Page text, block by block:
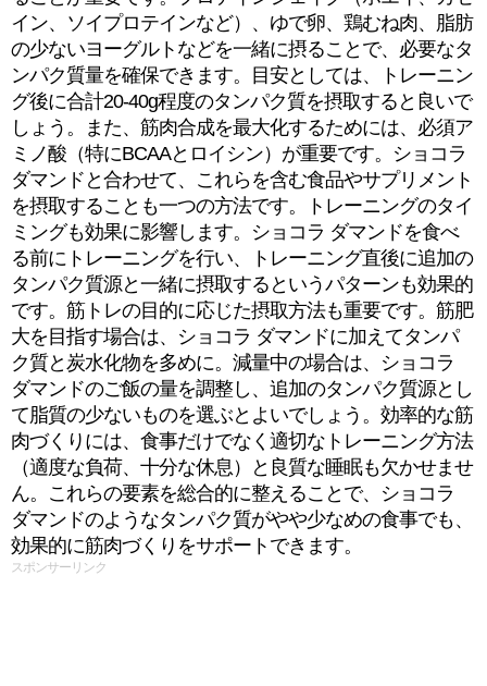
イン、ソイプロテインなど）、ゆで卵、鶏むね肉、脂肪
の少ないヨーグルトなどを一緒に摂ることで、必要なタ
ンパク質量を確保できます。目安としては、トレーニン
グ後に合計20-40g程度のタンパク質を摂取すると良いで
しょう。また、筋肉合成を最大化するためには、必須ア
ミノ酸（特にBCAAとロイシン）が重要です。ショコラ
ダマンドと合わせて、これらを含む食品やサプリメント
を摂取することも一つの方法です。トレーニングのタイ
ミングも効果に影響します。ショコラ ダマンドを食べ
る前にトレーニングを行い、トレーニング直後に追加の
タンパク質源と一緒に摂取するというパターンも効果的
です。筋トレの目的に応じた摂取方法も重要です。筋肥
大を目指す場合は、ショコラ ダマンドに加えてタンパ
ク質と炭水化物を多めに。減量中の場合は、ショコラ
ダマンドのご飯の量を調整し、追加のタンパク質源とし
て脂質の少ないものを選ぶとよいでしょう。効率的な筋
肉づくりには、食事だけでなく適切なトレーニング方法
（適度な負荷、十分な休息）と良質な睡眠も欠かせませ
ん。これらの要素を総合的に整えることで、ショコラ
ダマンドのようなタンパク質がやや少なめの食事でも、
効果的に筋肉づくりをサポートできます。
スポンサーリンク